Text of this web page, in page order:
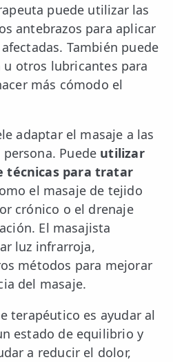
puede utilizar las
antebrazos para aplicar
También puede
otros lubricantes para
más cómodo el
adaptar el masaje a las
Puede utilizar
técnicas para tratar
el masaje de tejido
crónico o el drenaje
El masajista
luz infrarroja,
métodos para mejorar
del masaje.
terapéutico es ayudar al
estado de equilibrio y
a reducir el dolor,